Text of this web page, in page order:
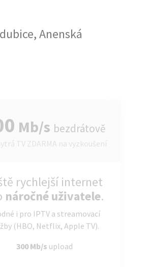
Anenská
Mb/s bezdrátově
TV ZDARMA na vyzkoušení
rychlejší internet
náročné uživatele.
i pro IPTV a streamovací
(HBO, Netflix, Apple TV).
300 Mb/s upload